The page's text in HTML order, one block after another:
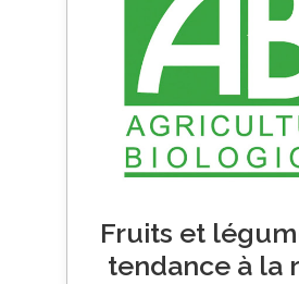
Fruits et
tendance à la